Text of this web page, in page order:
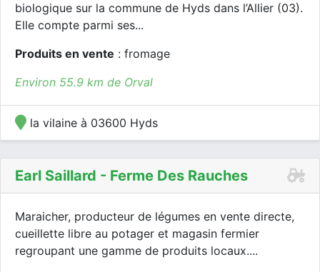
biologique sur la commune de Hyds dans l’Allier (03).
Elle compte parmi ses...
Produits en vente : fromage
Environ 55.9 km de Orval
la vilaine à 03600 Hyds
Earl Saillard - Ferme Des Rauches
Maraicher, producteur de légumes en vente directe,
cueillette libre au potager et magasin fermier
regroupant une gamme de produits locaux....